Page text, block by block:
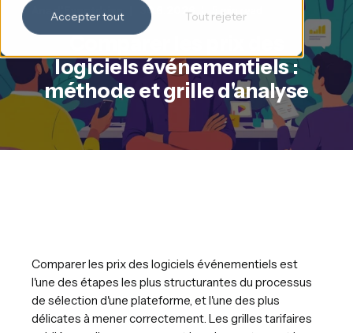
Accepter tout Tout rejeter
Ana d'Eventdrive 30.6.2026 5 min read
Comparer les prix des
logiciels événementiels :
méthode et grille d'analyse
Comparer les prix des logiciels événementiels est
l'une des étapes les plus structurantes du processus
de sélection d'une plateforme, et l'une des plus
délicates à mener correctement. Les grilles tarifaires